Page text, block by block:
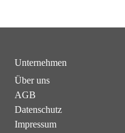
Unternehmen
Über uns
AGB
Datenschutz
Impressum